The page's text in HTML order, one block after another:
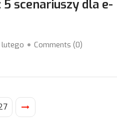
scenariuszy dla e-
lutego Comments (0)